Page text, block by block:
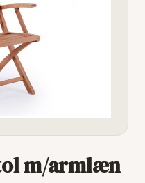
m/armlæn